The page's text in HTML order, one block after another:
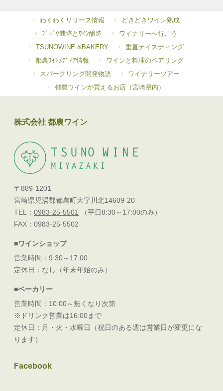
わくわくリリース情報
どきどきワイン熟成
ﾌﾞﾄﾞｳ栽培とﾜｲﾝ醸造
ワイナリーへ行こう
TSUNOWINE &BAKERY
垂直テイスティング
都農ﾜｲﾝﾒﾃﾞｨｱ情報
ワインと料理のペアリング
スパークリング開発物語
ワイナリーツアー
都農ワインが買えるお店（宮崎県内）
株式会社 都農ワイン
〒889-1201
宮崎県児湯郡都農町大字川北14609-20
TEL：0983-25-5501
（平日8:30～17:00のみ）
FAX：0983-25-5502
■ワインショップ
営業時間：9:30～17:00
定休日：なし（年末年始のみ）
■ベーカリー
営業時間：10:00～無くなり次第
※ドリンク営業は16:00まで
定休日：月・火・水曜日（祝日のある週は営業日が変更にな
ります）
Facebook